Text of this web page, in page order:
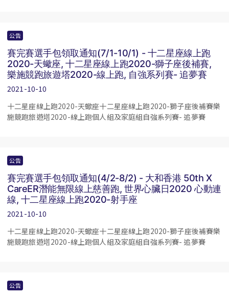
公告
賽完賽選手包領取通知(7/1-10/1) - 十二星座線上跑
2020-天蠍座, 十二星座線上跑2020-獅子座後補賽,
樂施競跑旅遊塔2020-線上跑, 自強系列賽- 追夢賽
2021-10-10
十二星座線上跑2020-天蠍座十二星座線上跑2020-獅子座後補賽樂
施競跑旅遊塔2020-線上跑個人組及家庭組自強系列賽- 追夢賽
公告
賽完賽選手包領取通知(4/2-8/2) - 大和香港 50th X
CareER潛能無限線上慈善跑, 世界心臟日2020 心動連
線, 十二星座線上跑2020-射手座
2021-10-10
十二星座線上跑2020-天蠍座十二星座線上跑2020-獅子座後補賽樂
施競跑旅遊塔2020-線上跑個人組及家庭組自強系列賽- 追夢賽
公告